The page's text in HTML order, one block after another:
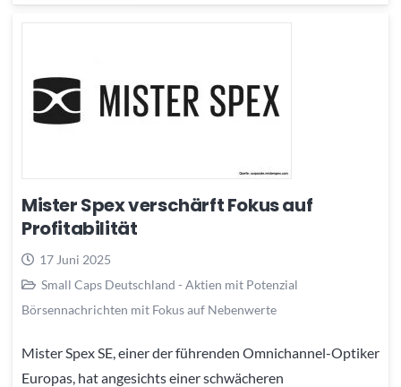
Mister Spex verschärft Fokus auf
Profitabilität
17 Juni 2025
Small Caps Deutschland - Aktien mit Potenzial
Börsennachrichten mit Fokus auf Nebenwerte
Mister Spex SE, einer der führenden Omnichannel-Optiker
Europas, hat angesichts einer schwächeren